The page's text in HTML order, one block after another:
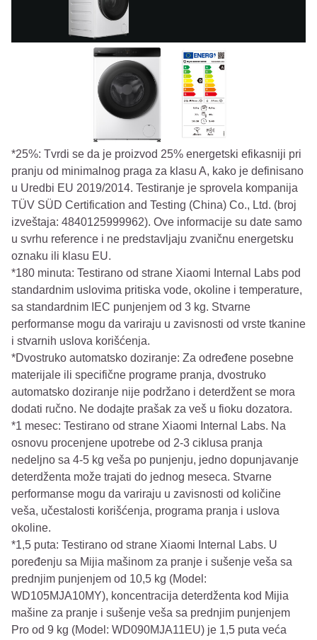
*25%: Tvrdi se da je proizvod 25% energetski efikasniji pri
pranju od minimalnog praga za klasu A, kako je definisano
u Uredbi EU 2019/2014. Testiranje je sprovela kompanija
TÜV SÜD Certification and Testing (China) Co., Ltd. (broj
izveštaja: 4840125999962). Ove informacije su date samo
u svrhu reference i ne predstavljaju zvaničnu energetsku
oznaku ili klasu EU.
*180 minuta: Testirano od strane Xiaomi Internal Labs pod
standardnim uslovima pritiska vode, okoline i temperature,
sa standardnim IEC punjenjem od 3 kg. Stvarne
performanse mogu da variraju u zavisnosti od vrste tkanine
i stvarnih uslova korišćenja.
*Dvostruko automatsko doziranje: Za određene posebne
materijale ili specifične programe pranja, dvostruko
automatsko doziranje nije podržano i deterdžent se mora
dodati ručno. Ne dodajte prašak za veš u fioku dozatora.
*1 mesec: Testirano od strane Xiaomi Internal Labs. Na
osnovu procenjene upotrebe od 2-3 ciklusa pranja
nedeljno sa 4-5 kg veša po punjenju, jedno dopunjavanje
deterdženta može trajati do jednog meseca. Stvarne
performanse mogu da variraju u zavisnosti od količine
veša, učestalosti korišćenja, programa pranja i uslova
okoline.
*1,5 puta: Testirano od strane Xiaomi Internal Labs. U
poređenju sa Mijia mašinom za pranje i sušenje veša sa
prednjim punjenjem od 10,5 kg (Model:
WD105MJA10MY), koncentracija deterdženta kod Mijia
mašine za pranje i sušenje veša sa prednjim punjenjem
Pro od 9 kg (Model: WD090MJA11EU) je 1,5 puta veća